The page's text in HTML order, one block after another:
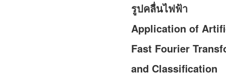
รูปคลื่นไฟฟ้า
Application of
Fast Fourier
and Classification